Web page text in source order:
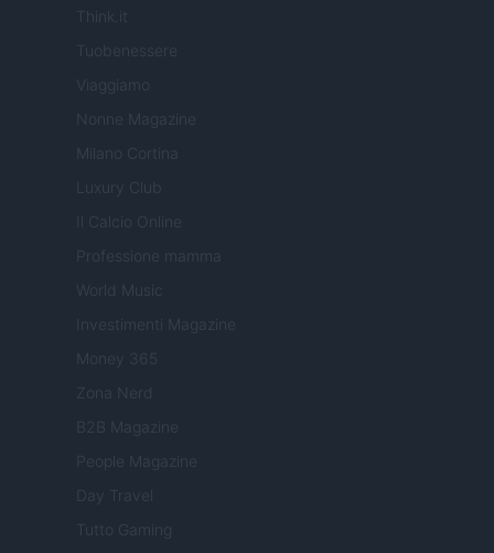
Think.it
Tuobenessere
Viaggiamo
Nonne Magazine
Milano Cortina
Luxury Club
Il Calcio Online
Professione mamma
World Music
Investimenti Magazine
Money 365
Zona Nerd
B2B Magazine
People Magazine
Day Travel
Tutto Gaming